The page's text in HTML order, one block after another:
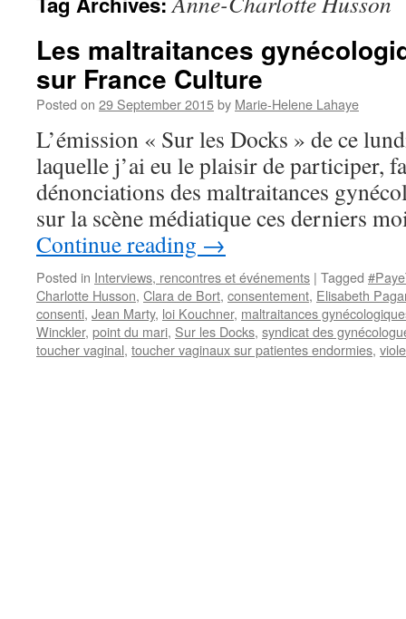
Les maltraitances
sur France Culture
Posted on 29 September 2015by Marie-Helene Lahaye
L’émission « Sur les Docks » de ce
laquelle j’ai eu le plaisir de participer,
dénonciations des maltraitances
sur la scène médiatique ces derniers
Continue reading →
Posted in Interviews, rencontres et événements | Tagged
Charlotte Husson, Clara de Bort, consentement, Elisabeth
consenti, Jean Marty, loi Kouchner, maltraitances
Winckler, point du mari, Sur les Docks, syndicat des
toucher vaginal, toucher vaginaux sur patientes endormies,